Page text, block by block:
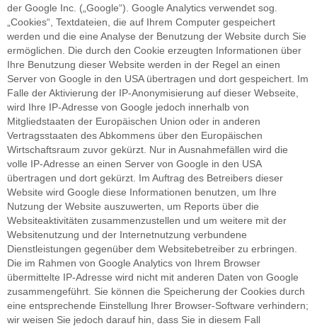
der Google Inc. („Google“). Google Analytics verwendet sog.
„Cookies“, Textdateien, die auf Ihrem Computer gespeichert
werden und die eine Analyse der Benutzung der Website durch Sie
ermöglichen. Die durch den Cookie erzeugten Informationen über
Ihre Benutzung dieser Website werden in der Regel an einen
Server von Google in den USA übertragen und dort gespeichert. Im
Falle der Aktivierung der IP-Anonymisierung auf dieser Webseite,
wird Ihre IP-Adresse von Google jedoch innerhalb von
Mitgliedstaaten der Europäischen Union oder in anderen
Vertragsstaaten des Abkommens über den Europäischen
Wirtschaftsraum zuvor gekürzt. Nur in Ausnahmefällen wird die
volle IP-Adresse an einen Server von Google in den USA
übertragen und dort gekürzt. Im Auftrag des Betreibers dieser
Website wird Google diese Informationen benutzen, um Ihre
Nutzung der Website auszuwerten, um Reports über die
Websiteaktivitäten zusammenzustellen und um weitere mit der
Websitenutzung und der Internetnutzung verbundene
Dienstleistungen gegenüber dem Websitebetreiber zu erbringen.
Die im Rahmen von Google Analytics von Ihrem Browser
übermittelte IP-Adresse wird nicht mit anderen Daten von Google
zusammengeführt. Sie können die Speicherung der Cookies durch
eine entsprechende Einstellung Ihrer Browser-Software verhindern;
wir weisen Sie jedoch darauf hin, dass Sie in diesem Fall